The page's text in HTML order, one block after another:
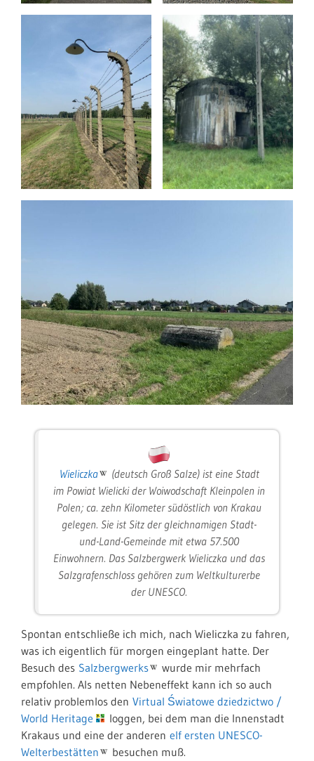
Wieliczka
(deutsch Groß Salze) ist eine Stadt
im Powiat Wielicki der Woiwodschaft Kleinpolen in
Polen; ca. zehn Kilometer südöstlich von Krakau
gelegen. Sie ist Sitz der gleichnamigen Stadt-
und-Land-Gemeinde mit etwa 57.500
Einwohnern. Das Salzbergwerk Wieliczka und das
Salzgrafenschloss gehören zum Weltkulturerbe
der UNESCO.
Spontan entschließe ich mich, nach Wieliczka zu fahren,
was ich eigentlich für morgen eingeplant hatte. Der
Besuch des Salzbergwerks
wurde mir mehrfach
empfohlen. Als netten Nebeneffekt kann ich so auch
relativ problemlos den Virtual Światowe dziedzictwo /
World Heritage
loggen, bei dem man die Innenstadt
Krakaus und eine der anderen elf ersten UNESCO-
Welterbestätten
besuchen muß.